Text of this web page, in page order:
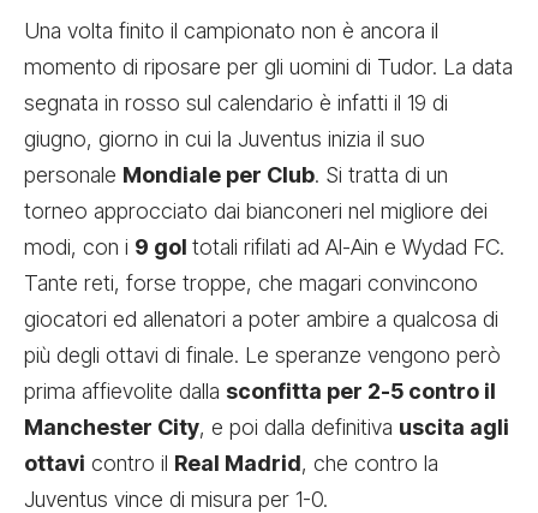
Una volta finito il campionato non è ancora il
momento di riposare per gli uomini di Tudor. La data
segnata in rosso sul calendario è infatti il 19 di
giugno, giorno in cui la Juventus inizia il suo
personale Mondiale per Club. Si tratta di un
torneo approcciato dai bianconeri nel migliore dei
modi, con i 9 gol totali rifilati ad Al-Ain e Wydad FC.
Tante reti, forse troppe, che magari convincono
giocatori ed allenatori a poter ambire a qualcosa di
più degli ottavi di finale. Le speranze vengono però
prima affievolite dalla sconfitta per 2-5 contro il
Manchester City, e poi dalla definitiva uscita agli
ottavi contro il Real Madrid, che contro la
Juventus vince di misura per 1-0.